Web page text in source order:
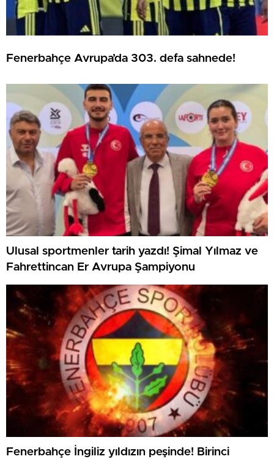
Fenerbahçe Avrupa’da 303. defa sahnede!
Ulusal sportmenler tarih yazdı! Şimal Yılmaz ve
Fahrettincan Er Avrupa Şampiyonu
Fenerbahçe İngiliz yıldızın peşinde! Birinci